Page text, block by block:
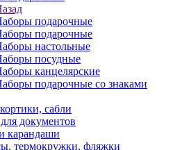
подарочные
подарочные
настольные
посудные
канцелярские
подарочные со знаками
сабли
документов
карандаши
термокружки, фляжки